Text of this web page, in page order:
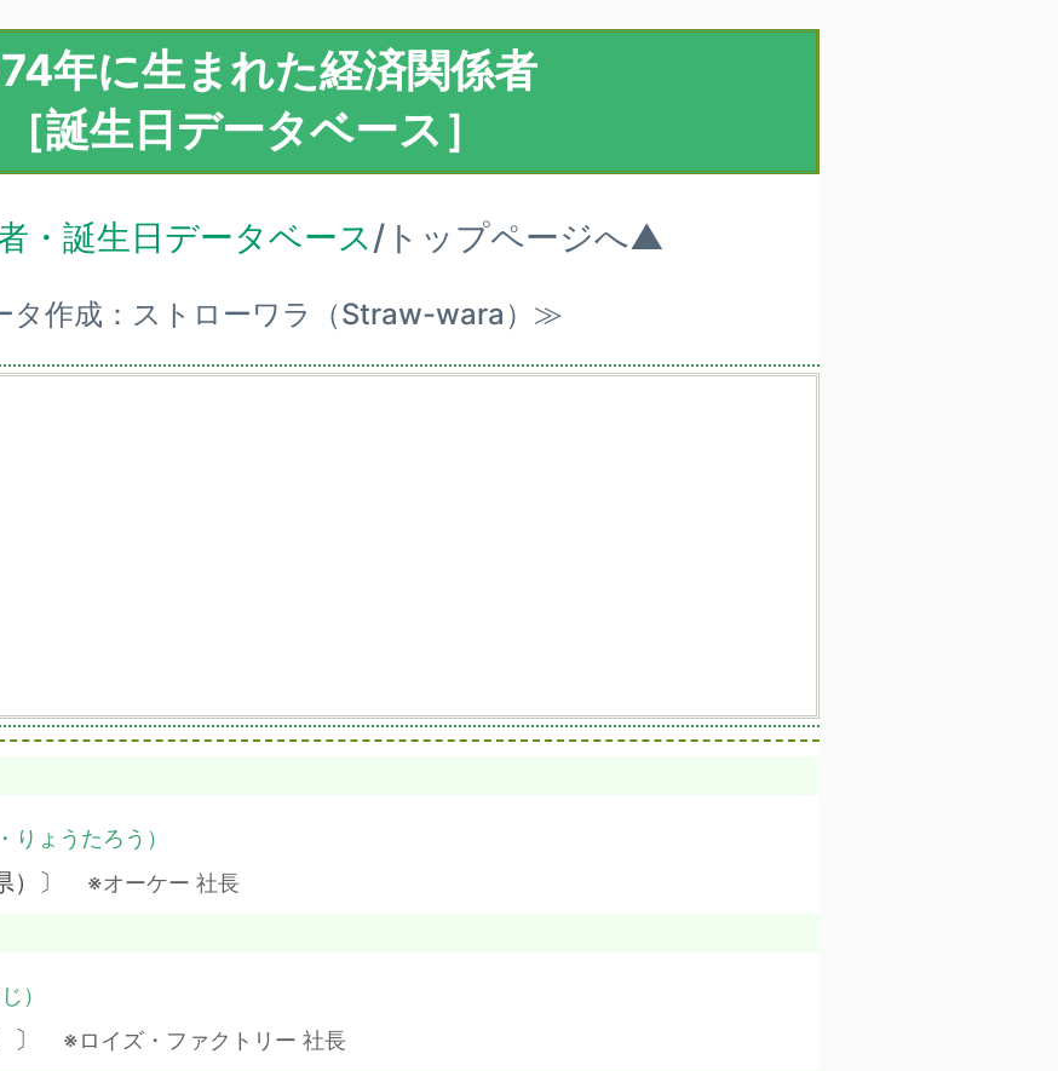
年に生まれた経済関係者
［誕生日データベース］
・誕生日データベース/トップページへ▲
作成：ストローワラ（Straw-wara）≫
りょうたろう）
）〕 ※オーケー 社長
）
〕 ※ロイズ・ファクトリー 社長